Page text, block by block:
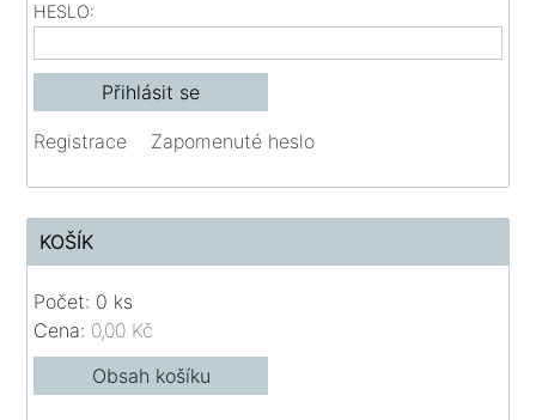
HESLO:
Registrace Zapomenuté heslo
KOŠÍK
Počet: 0 ks
Cena: 0,00 Kč
Obsah košíku